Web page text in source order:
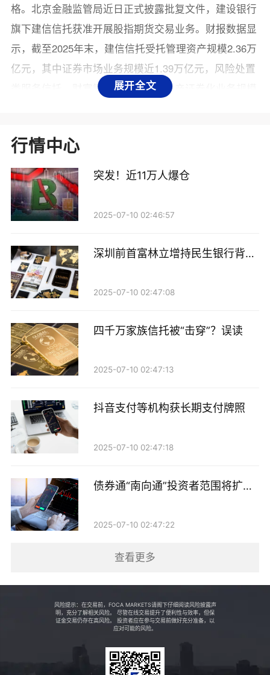
展开全文
格。北京金融监管局近日正式披露批复文件，建设银行
旗下建信信托获准开展股指期货交易业务。财报数据显
示，截至2025年末，建信信托受托管理资产规模2.36万
亿元，其中证券市场业务规模近1.39万亿元，风险处置
类服务信托、财富管理业务及信贷资产证券化业务规模
建信信托相关负责人表示，此前公司含权类信托产品风
控方式局限于仓位调整，交易冲击成本高，还因缺少对
冲工具导致产品净值波动偏大，收益高度依附大盘单边
行情。公司布局股指期货业务，是将其作为风险对冲与
管理工具，为存量业务赋能，并以此推动标品信托产品
控与经营效益的平衡。
越来越多的信托机构正在布局股指期货业务。江苏金融
保值和套利为目的的股指期货交易业务资格（非投机目
的）。江苏金融监管局要求，江苏国际信托应根据《信
托公司参与股指期货交易业务指引》（下称《指引》）
险监测与风险管理，并按有关规定进行信息披露。
行情中心
突发！近11万人爆仓
2025-07-10 02:46:57
深圳前首富林立增持民生银行背后
2025-07-10 02:47:08
四千万家族信托被“击穿”？误读
2025-07-10 02:47:13
抖音支付等机构获长期支付牌照
2025-07-10 02:47:18
债券通“南向通”投资者范围将扩至
2025-07-10 02:47:22
查看更多
风险提示：在交易前，FOCA MARKETS请阁下仔细阅读风险披露声
明，充分了解相关风险。 尽管在线交易提升了便利性与效率，但保
证金交易仍存在高风险。 投资者应在参与交易前做好充分准备，以
应对可能的风险。